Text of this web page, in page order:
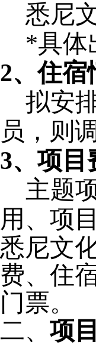
悉尼
*具体
2、住宿
拟安
员，则
3、项目
主题
用、项
悉尼文
费、住
门票。
二、 项